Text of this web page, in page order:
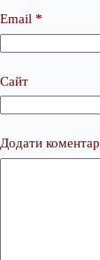
Email *
Сайт
Додати коментар